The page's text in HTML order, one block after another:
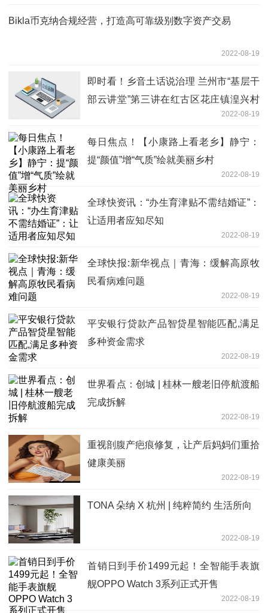
Bikla币克纳合规经营，打造高可靠级别数字资产交易
2022-08-19
即时看！乡音土话说治理 兰州市“基层干
部云讲堂”第三讲在红古区花庄镇湟兴村
2022-08-19
每日焦点！【小康路上看老乡】静宁：
提“颜值”增“气质”绘就美丽乡村
2022-08-19
全球快资讯：“办生育津贴不需结婚证”：
让适用者应知尽知
2022-08-19
全球快报:新华视点｜青海：缓解高原牧
民看病难问题
2022-08-19
平安银行贷款产品智贷星智能匹配,满足
多种资金需求
2022-08-19
世界看点：创城 | 桂林一艘老旧停航渡船
完成拆解
2022-08-19
重视剖腹产疤痕修复，让产后妈妈们重拾
健康美丽
2022-08-19
TONA 朵纳 X 杭州 | 纯粹简约 生活所向
2022-08-19
首销日到手价1499元起！全智能手表旗
舰OPPO Watch 3系列正式开售
2022-08-19